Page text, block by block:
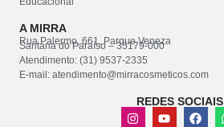
A MIRRA
Rua Palermo, 661, Parque Veneza
Santana do Paraíso – 35179-000
Atendimento: (31) 9537-2335
E-mail: atendimento@mirracosmeticos.com
REDES SOCIAIS